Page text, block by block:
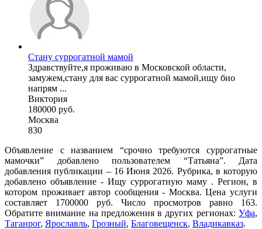
Стану суррогатной мамой
Здравствуйте,я проживаю в Московской области,
замужем,стану для вас суррогатной мамой,ищу био
напрям ...
Виктория
180000 руб.
Москва
830
Объявление с названием “срочно требуются суррогатные
мамочки” добавлено пользователем “Татьяна”. Дата
добавления публикации – 16 Июня 2026. Рубрика, в которую
добавлено объявление - Ищу суррогатную маму . Регион, в
котором проживает автор сообщения - Москва. Цена услуги
составляет 1700000 руб. Число просмотров равно 163.
Обратите внимание на предложения в других регионах: Уфа,
Таганрог, Ярославль, Грозный, Благовещенск, Владикавказ.